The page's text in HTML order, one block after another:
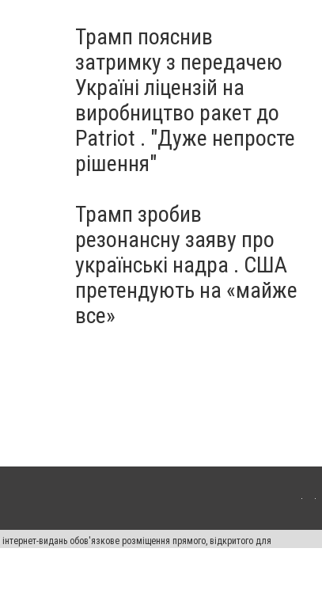
Трамп пояснив
затримку з передачею
Україні ліцензій на
виробництво ракет до
Patriot . "Дуже непросте
рішення"
Трамп зробив
резонансну заяву про
українські надра . США
претендують на «майже
все»
видань обов'язкове розміщення прямого, відкритого для